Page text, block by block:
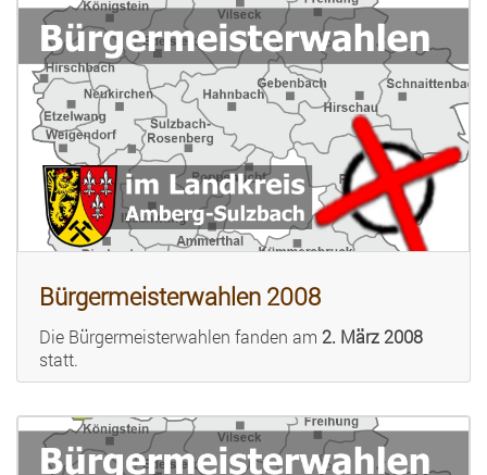
Bürgermeisterwahlen 2008
Die Bürgermeisterwahlen fanden am 2. März 2008
statt.